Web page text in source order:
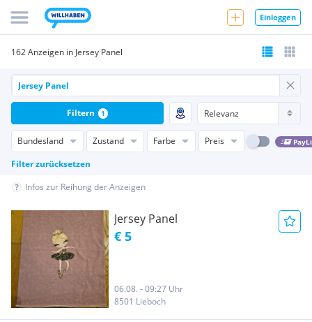
Einloggen
162 Anzeigen in Jersey Panel
Bundesland Zustand Farbe Preis
Filter zurücksetzen
Filtern 1
Infos zur Reihung der Anzeigen
Jersey Panel
€ 5
06.08. - 09:27 Uhr
8501 Lieboch